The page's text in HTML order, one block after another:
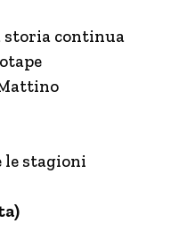
storia continua
le stagioni